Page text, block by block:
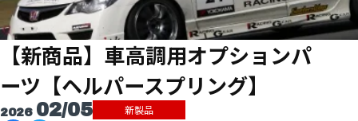
【新商品】車高調用オプションパ
ーツ【ヘルパースプリング】
2026 02/05 新製品